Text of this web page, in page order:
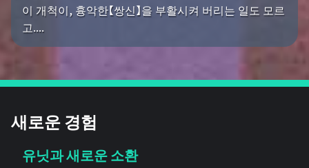
이 개척이, 흉악한【쌍신】을 부활시켜 버리는 일도 모르
고....
새로운 경험
유닛과 새로운 소환